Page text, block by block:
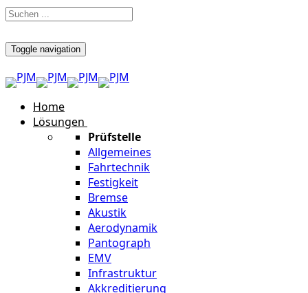
Toggle navigation
Home
Lösungen
Prüfstelle
Allgemeines
Fahrtechnik
Festigkeit
Bremse
Akustik
Aerodynamik
Pantograph
EMV
Infrastruktur
Akkreditierung